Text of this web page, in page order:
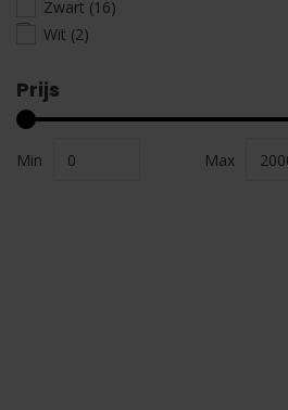
Zwart (16)
Wit (2)
Prijs
Min Max